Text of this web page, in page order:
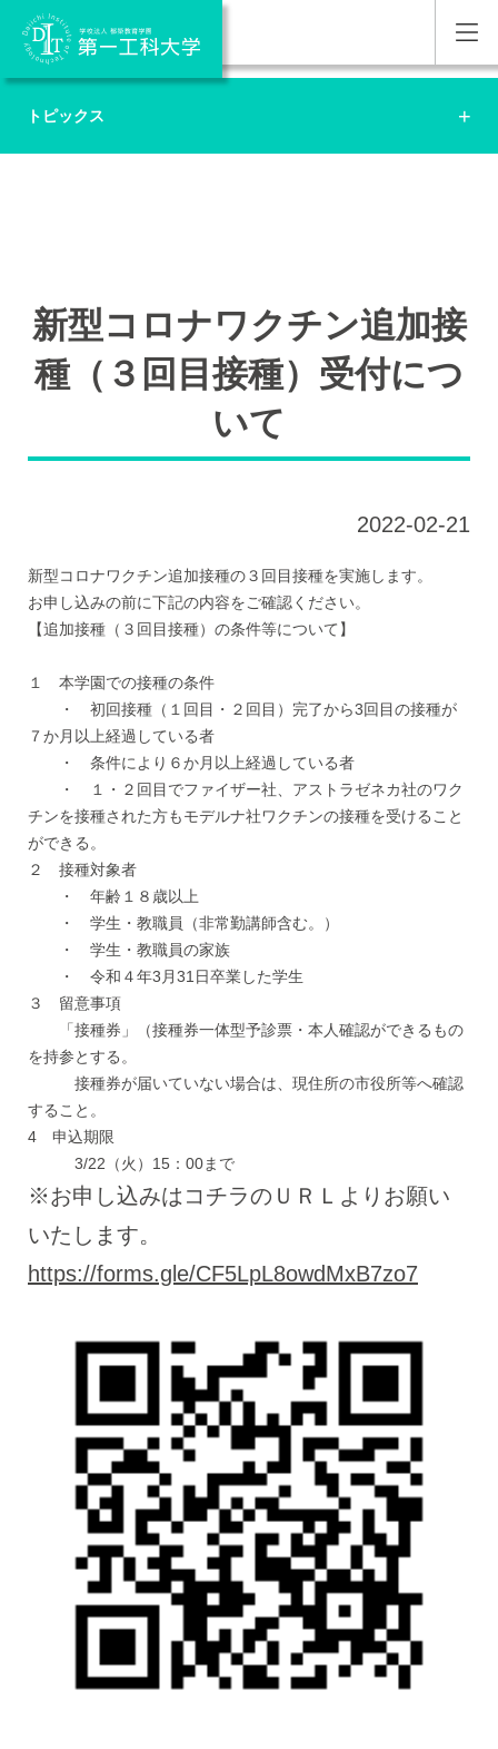
トピックス
新型コロナワクチン追加接
種（３回目接種）受付につ
いて
2022-02-21
新型コロナワクチン追加接種の３回目接種を実施します。
お申し込みの前に下記の内容をご確認ください。
【追加接種（３回目接種）の条件等について】
１ 本学園での接種の条件
・ 初回接種（１回目・２回目）完了から3回目の接種が
７か月以上経過している者
・ 条件により６か月以上経過している者
・ １・２回目でファイザー社、アストラゼネカ社のワク
チンを接種された方もモデルナ社ワクチンの接種を受けること
ができる。
２ 接種対象者
・ 年齢１８歳以上
・ 学生・教職員（非常勤講師含む。）
・ 学生・教職員の家族
・ 令和４年3月31日卒業した学生
３ 留意事項
「接種券」（接種券一体型予診票・本人確認ができるもの
を持参とする。
接種券が届いていない場合は、現住所の市役所等へ確認
すること。
4 申込期限
3/22（火）15：00まで
※お申し込みはコチラのＵＲＬよりお願い
いたします。
https://forms.gle/CF5LpL8owdMxB7zo7